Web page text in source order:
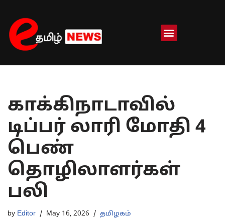
Skip
to
content
காக்கிநாடாவில்
டிப்பர் லாரி மோதி 4
பெண்
தொழிலாளர்கள்
பலி
by Editor May 16, 2026 தமிழகம்